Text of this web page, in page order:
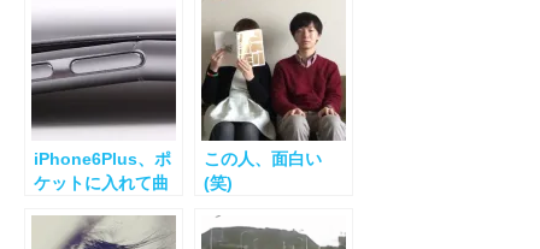
iPhone6Plus、ポ
ケットに入れて曲
この人、面白い
(笑)